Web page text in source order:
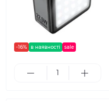
-16% в наявності sale